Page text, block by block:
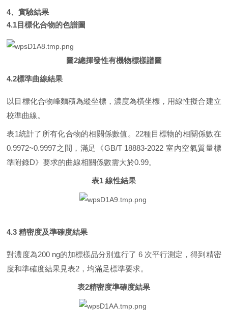
4、實驗結果
4.1目標化合物的色譜圖
圖2總揮發性有機物標樣譜圖
4.2標準曲線結果
以目標化合物峰麵積為縱坐標，濃度為橫坐標，用線性擬合建立
校準曲線。
表1統計了所有化合物的相關係數值。 22種目標物的相關係數在
0.9972~0.9997之間，滿足《GB/T 18883-2022 室內空氣質量標
準附錄D》要求的曲線相關係數需大於0.99。
表1線性結果
4.3精密度及準確度結果
對濃度為200 ng的加標樣品分別進行了6 次平行測定，得到精密
度和準確度結果見表2 ，均滿足標準要求。
表2精密度準確度結果